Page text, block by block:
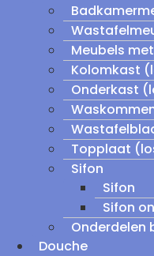
Meubels
Kolomkast
Onderkast
Topplaat
Sifon
Sifon
Sifon
Onderdelen
Douche